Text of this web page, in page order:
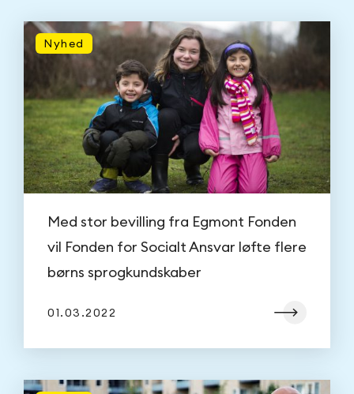
Nyhed
Med stor bevilling fra Egmont Fonden
vil Fonden for Socialt Ansvar løfte flere
børns sprogkundskaber
01.03.2022